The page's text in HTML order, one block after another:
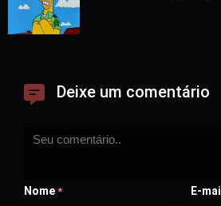
Deixe um comentário
Nome * E-mail